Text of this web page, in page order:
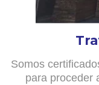
Somos
para proceder